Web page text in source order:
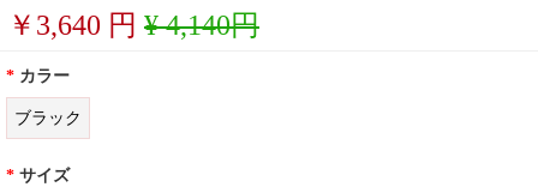
￥ 3,640 円 ¥ 4,140円
* カラー
ブラック
* サイズ